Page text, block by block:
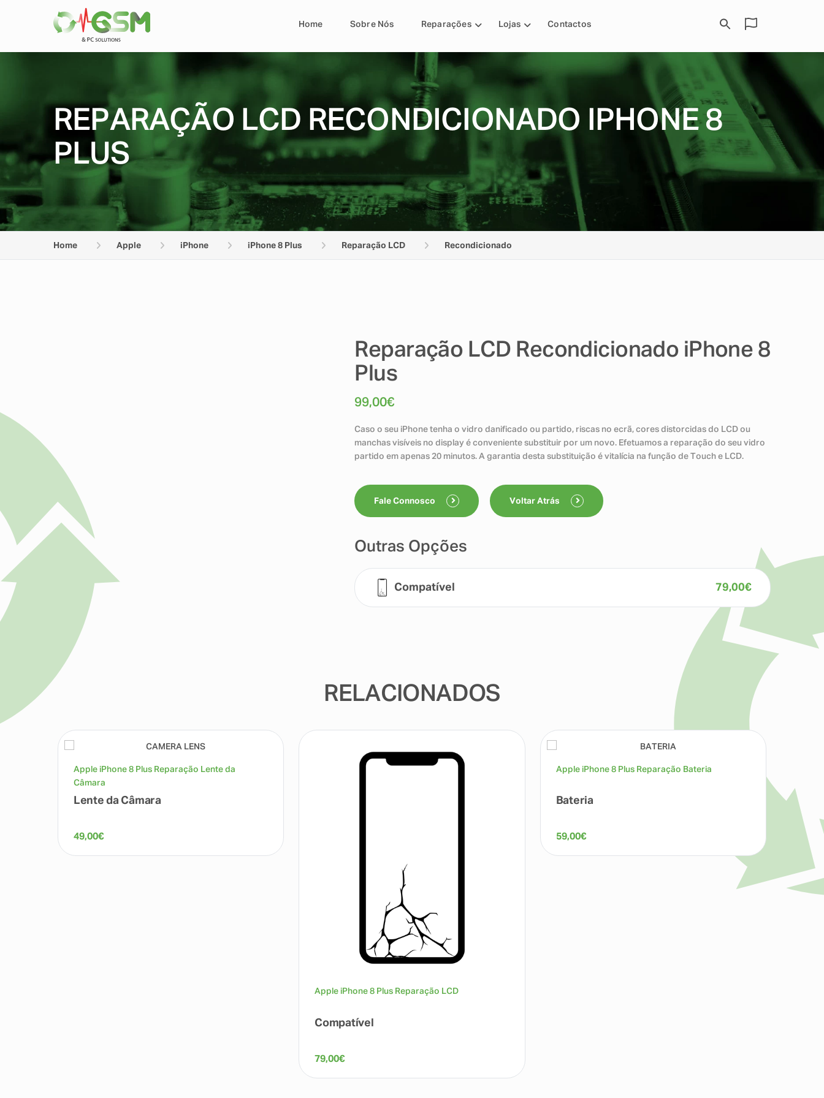
Home Sobre Nós Reparações Lojas Contactos
REPARAÇÃO LCD RECONDICIONADO IPHONE 8
PLUS
Home Apple iPhone iPhone 8 Plus Reparação LCD Recondicionado
Reparação LCD Recondicionado iPhone 8
Plus
99,00€
Caso o seu iPhone tenha o vidro danificado ou partido, riscas no ecrã, cores distorcidas do LCD ou
manchas visíveis no display é conveniente substituir por um novo. Efetuamos a reparação do seu vidro
partido em apenas 20 minutos. A garantia desta substituição é vitalícia na função de Touch e LCD.
Fale Connosco Voltar Atrás
Outras Opções
Compatível 79,00€
RELACIONADOS
Apple iPhone 8 Plus Reparação Lente da
Câmara
Lente da Câmara
49,00€
Apple iPhone 8 Plus Reparação LCD
Compatível
79,00€
Apple iPhone 8 Plus Reparação Bateria
Bateria
59,00€ 89,00